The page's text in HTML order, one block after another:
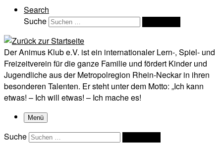
Search
Suche
Der Animus Klub e.V. ist ein internationaler Lern-, Spiel- und
Freizeitverein für die ganze Familie und fördert Kinder und
Jugendliche aus der Metropolregion Rhein-Neckar in ihren
besonderen Talenten. Er steht unter dem Motto: „Ich kann
etwas! – Ich will etwas! – Ich mache es!
Menü
Suche